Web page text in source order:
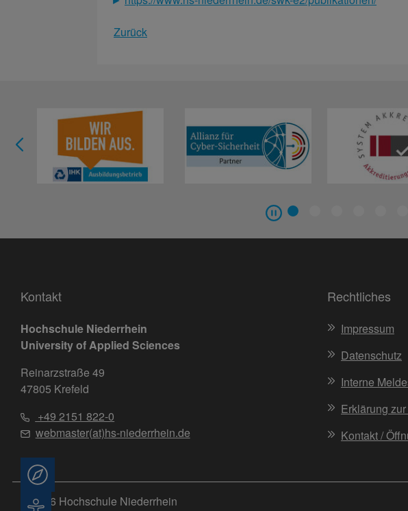
Zurück
Kontakt
Hochschule Niederrhein
University of Applied Sciences
Reinarzstraße 49
47805 Krefeld
+49 2151 822-0
webmaster(at)hs-niederrhein.de
Rechtliches
Impressum
Datenschutz
Interne
Erklärung
Kontakt /
© 2026 Hochschule Niederrhein